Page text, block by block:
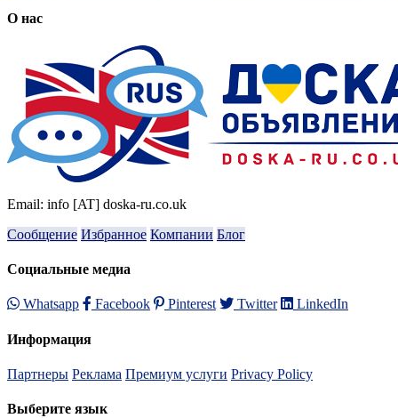
О нас
Email: info [AT] doska-ru.co.uk
Сообщение Избранное Компании Блог
Социальные медиа
Whatsapp Facebook Pinterest Twitter LinkedIn
Информация
Партнеры Реклама Премиум услуги Privacy Policy
Выберите язык